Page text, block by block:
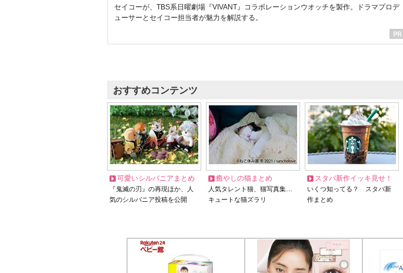
セイコーが、TBS系日曜劇場『VIVANT』コラボレーションウオッチを製作。ドラマプロデ
ューサーとセイコー担当者が魅力を解説する。
おすすめコンテンツ
可愛いシルバニアまとめ
『鬼滅の刃』の再現ほか、人
気のシルバニア投稿を公開
癒やしの猫まとめ
人気タレント猫、猫写真集…
キュートな猫ズラリ
スタバ新作イッキ見せ！
いくつ知ってる？ スタバ新
作まとめ